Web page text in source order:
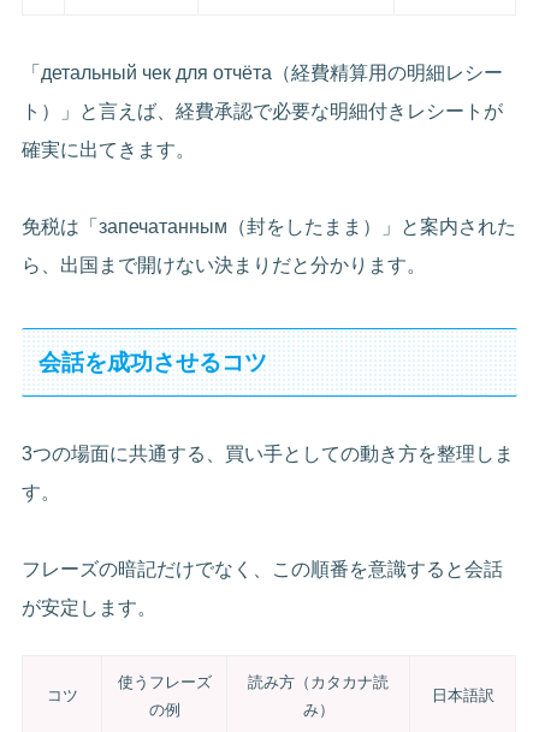
「детальный чек для отчёта（経費精算用の明細レシー
ト）」と言えば、経費承認で必要な明細付きレシートが
確実に出てきます。
免税は「запечатанным（封をしたまま）」と案内された
ら、出国まで開けない決まりだと分かります。
会話を成功させるコツ
3つの場面に共通する、買い手としての動き方を整理しま
す。
フレーズの暗記だけでなく、この順番を意識すると会話
が安定します。
コツ
使うフレーズ
の例
読み方（カタカナ読
み）
日本語訳